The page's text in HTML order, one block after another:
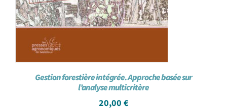
Gestion forestière intégrée. Approche basée sur
l’analyse multicritère
20,00 €